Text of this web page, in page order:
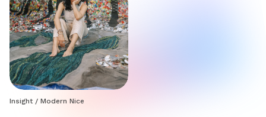
Insight / Modern Nice